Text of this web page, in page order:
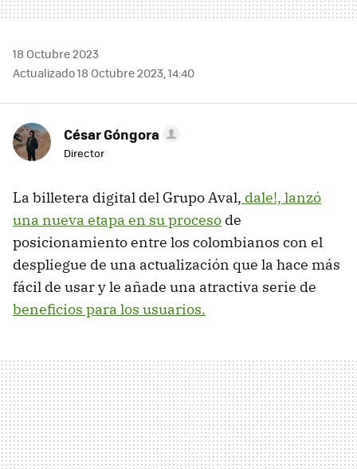
18 Octubre 2023
Actualizado 18 Octubre 2023, 14:40
César Góngora
Director
La billetera digital del Grupo Aval, dale!, lanzó
una nueva etapa en su proceso de
posicionamiento entre los colombianos con el
despliegue de una actualización que la hace más
fácil de usar y le añade una atractiva serie de
beneficios para los usuarios.